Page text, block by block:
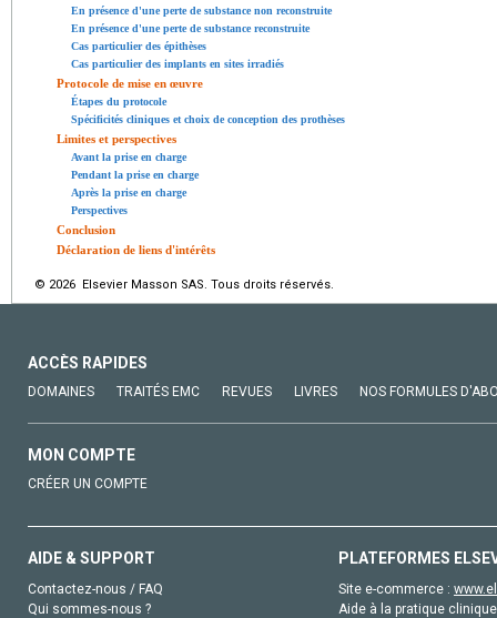
En présence d'une perte de substance non reconstruite
En présence d'une perte de substance reconstruite
Cas particulier des épithèses
Cas particulier des implants en sites irradiés
Protocole de mise en œuvre
Étapes du protocole
Spécificités cliniques et choix de conception des prothèses
Limites et perspectives
Avant la prise en charge
Pendant la prise en charge
Après la prise en charge
Perspectives
Conclusion
Déclaration de liens d'intérêts
© 2026 Elsevier Masson SAS. Tous droits réservés.
ACCÈS RAPIDES
DOMAINES TRAITÉS EMC REVUES LIVRES NOS FORMULES
MON COMPTE
CRÉER UN COMPTE
AIDE & SUPPORT
Contactez-nous / FAQ
Qui sommes-nous ?
PLATEFORMES
Site e-commerce :
Aide à la pratique